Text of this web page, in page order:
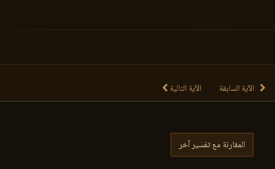
الآية السابقة الآية التالية
المقارنة مع تفسير آخر